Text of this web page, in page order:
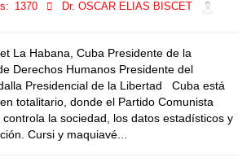
1370
Dr. OSCAR ELIAS BISCET
La Habana, Cuba Presidente de la
Derechos Humanos Presidente del
Presidencial de la Libertad Cuba está
totalitario, donde el Partido Comunista
la sociedad, los datos estadísticos y
Cursi y maquiavé...